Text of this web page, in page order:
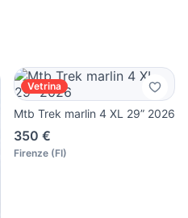
Vetrina
Mtb Trek marlin 4 XL 29” 2026
350 €
Firenze (FI)